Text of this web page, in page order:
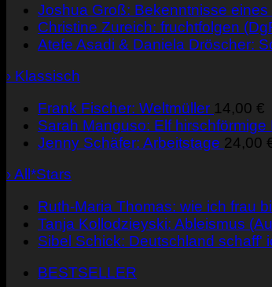
Joshua Groß: Bekenntnisse
Christine Zureich: fruchtfolgen
Atefe Asadi & Daniela Dröscher:
› Klassisch
Frank Fischer: Weltmüller 14,00 €
Sarah Manguso: Elf hirschförmige
Jenny Schäfer: Arbeitstage 24,00
› All*Stars
Ruth-Maria Thomas: wie ich frau
Tanja Kollodzieyski: Ableismus
Sibel Schick: Deutschland schaff'
BESTSELLER